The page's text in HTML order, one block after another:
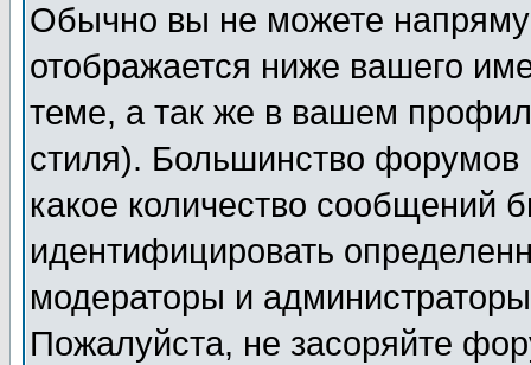
Обычно вы не можете
отображается ниже вашего
теме, а так же в вашем
стиля). Большинство форумов
какое количество сообщений
идентифицировать
модераторы и
Пожалуйста, не засоряйте